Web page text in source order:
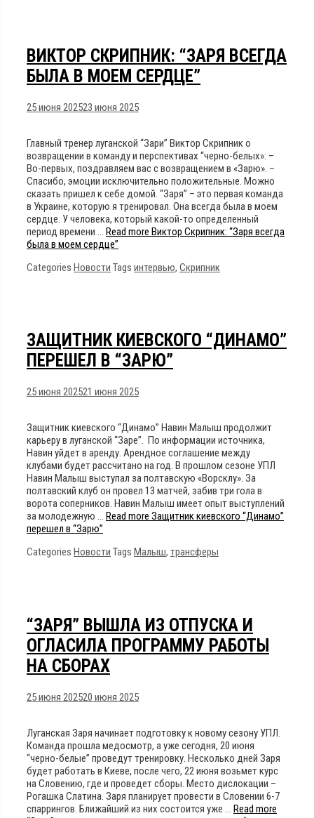
ВИКТОР СКРИПНИК: “ЗАРЯ ВСЕГДА
БЫЛА В МОЕМ СЕРДЦЕ”
25 июня 202523 июня 2025
Главный тренер луганской “Зари” Виктор Скрипник о
возвращении в команду и перспективах “черно-белых»: –
Во-первых, поздравляем вас с возвращением в «Зарю». –
Спасибо, эмоции исключительно положительные. Можно
сказать пришел к себе домой. “Заря” – это первая команда
в Украине, которую я тренировал. Она всегда была в моем
сердце. У человека, который какой-то определенный
период времени … Read more Виктор Скрипник: “Заря всегда
была в моем сердце”
Categories Новости Tags интервью, Скрипник
ЗАЩИТНИК КИЕВСКОГО “ДИНАМО”
ПЕРЕШЕЛ В “ЗАРЮ”
25 июня 202521 июня 2025
Защитник киевского “Динамо” Навин Малыш продолжит
карьеру в луганской “Заре”. По информации источника,
Навин уйдет в аренду. Арендное соглашение между
клубами будет рассчитано на год. В прошлом сезоне УПЛ
Навин Малыш выступал за полтавскую «Ворсклу». За
полтавский клуб он провел 13 матчей, забив три гола в
ворота соперников. Навин Малыш имеет опыт выступлений
за молодежную … Read more Защитник киевского “Динамо”
перешел в “Зарю”
Categories Новости Tags Малыш, трансферы
“ЗАРЯ” ВЫШЛА ИЗ ОТПУСКА И
ОГЛАСИЛА ПРОГРАММУ РАБОТЫ
НА СБОРАХ
25 июня 202520 июня 2025
Луганская Заря начинает подготовку к новому сезону УПЛ.
Команда прошла медосмотр, а уже сегодня, 20 июня
“черно-белые” проведут тренировку. Несколько дней Заря
будет работать в Киеве, после чего, 22 июня возьмет курс
на Словению, где и проведет сборы. Место дислокации –
Рогашка Слатина. Заря планирует провести в Словении 6-7
спаррингов. Ближайший из них состоится уже … Read more